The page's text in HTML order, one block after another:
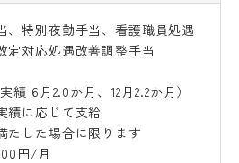
、特別夜勤手当、看護職員処遇
定対応処遇改善調整手当
績 6月2.0か月、12月2.2か月）
績に応じて支給
した場合に限ります
円/月